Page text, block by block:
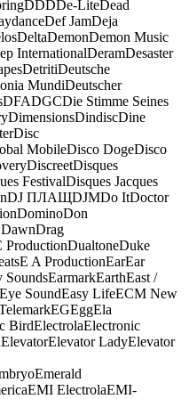
DDDDe-LiteDead
Def JamDeja
DeltaDemonDemon Music
InternationalDeramDesaster
DetritiDeutsche
MundiDeutscher
DFADGCDie Stimme Seines
DimensionsDindiscDine
Disc
MobileDisco DogeDisco
DiscreetDisques
FestivalDisques Jacques
DJ ПЛАЩDJMDo ItDoctor
DominoDon
Drag
ProductionDualtoneDuke
E A ProductionEarEar
SoundsEarmarkEarthEast /
SoundEasy LifeECM New
EGEggEla
BirdElectrolaElectronic
ElevatorElevator LadyElevator
Emerald
EMI ElectrolaEMI-